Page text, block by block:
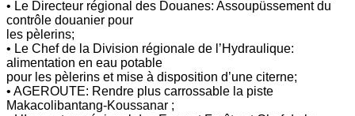
• Le Directeur régional des Douanes: Assoupüssement du
contrôle douanier pour
les pèlerins;
• Le Chef de la Division régionale de l’Hydraulique:
alimentation en eau potable
pour les pèlerins et mise à disposition d’une citerne;
• AGEROUTE: Rendre plus carrossable la piste
Makacolibantang-Koussanar ;